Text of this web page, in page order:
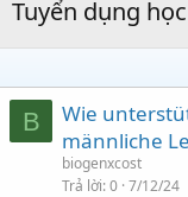
Tuyển dụng
B
Wie
männliche
biogenxcost
Trả lời 0 7/12/24